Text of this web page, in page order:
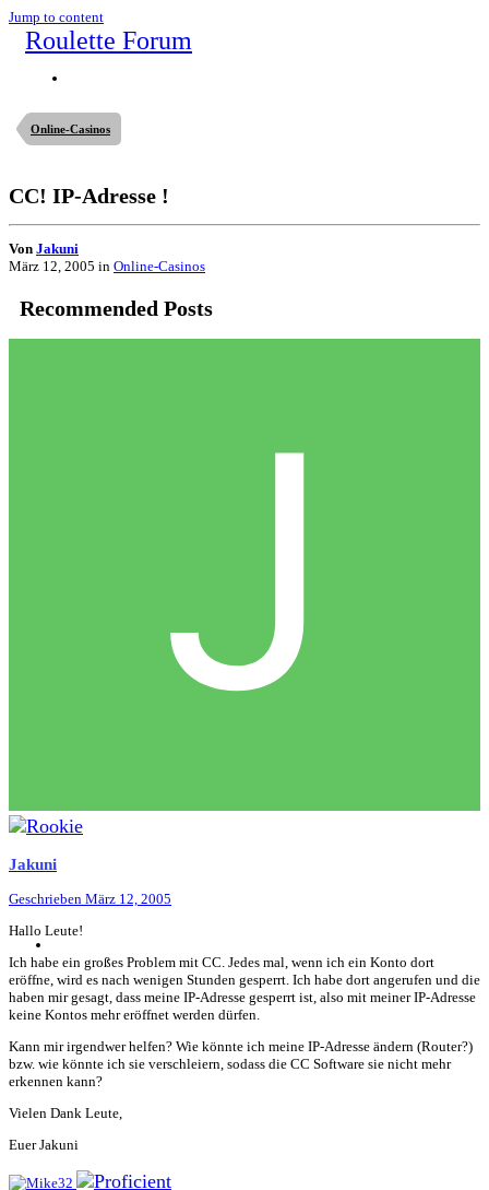
Jump to content
Roulette Forum
Online-Casinos
CC! IP-Adresse !
Von Jakuni
März 12, 2005 in Online-Casinos
Recommended Posts
Jakuni
Geschrieben März 12, 2005
Hallo Leute!
Ich habe ein großes Problem mit CC. Jedes mal, wenn ich ein Konto dort
eröffne, wird es nach wenigen Stunden gesperrt. Ich habe dort angerufen und die
haben mir gesagt, dass meine IP-Adresse gesperrt ist, also mit meiner IP-Adresse
keine Kontos mehr eröffnet werden dürfen.
Kann mir irgendwer helfen? Wie könnte ich meine IP-Adresse ändern (Router?)
bzw. wie könnte ich sie verschleiern, sodass die CC Software sie nicht mehr
erkennen kann?
Vielen Dank Leute,
Euer Jakuni